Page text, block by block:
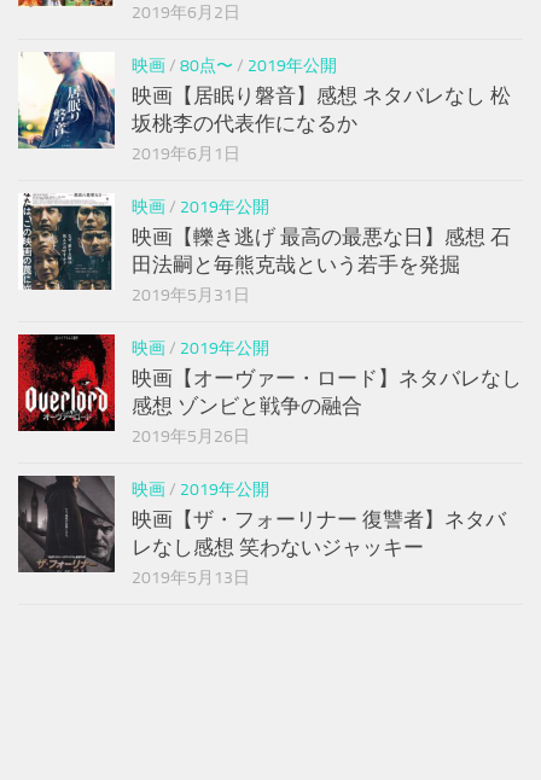
2019年6月2日
映画/ 80点〜 / 2019年公開
映画【居眠り磐音】感想 ネタバレなし 松
坂桃李の代表作になるか
2019年6月1日
映画/ 2019年公開
映画【轢き逃げ 最高の最悪な日】感想 石
田法嗣と毎熊克哉という若手を発掘
2019年5月31日
映画/ 2019年公開
映画【オーヴァー・ロード】ネタバレなし
感想 ゾンビと戦争の融合
2019年5月26日
映画/ 2019年公開
映画【ザ・フォーリナー 復讐者】ネタバ
レなし感想 笑わないジャッキー
2019年5月13日